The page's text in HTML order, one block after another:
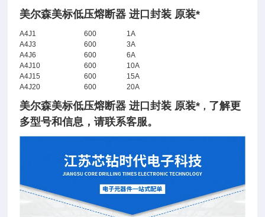
美尔森美标低压熔断器 进口封装 原装*
A4J1 600
1A
A4J3
600
3A
A4J6
600
6A
A4J10
600
10A
A4J15
600
15A
A4J20
600 20A
美尔森美标低压熔断器 进口封装 原装* ， 了解更
多型号和信息，请联系客服。